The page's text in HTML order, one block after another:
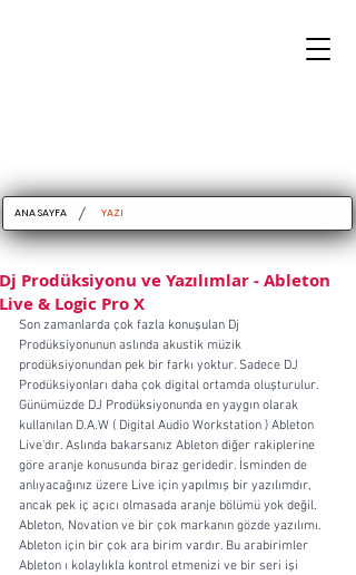
ANA SAYFA / YAZI
Dj Prodüksiyonu ve Yazılımlar - Ableton
Live & Logic Pro X
Son zamanlarda çok fazla konuşulan Dj
Prodüksiyonunun aslında akustik müzik
prodüksiyonundan pek bir farkı yoktur. Sadece DJ
Prodüksiyonları daha çok digital ortamda oluşturulur.
Günümüzde DJ Prodüksiyonunda en yaygın olarak
kullanılan D.A.W ( Digital Audio Workstation ) Ableton
Live'dır. Aslında bakarsanız Ableton diğer rakiplerine
göre aranje konusunda biraz geridedir. İsminden de
anlıyacağınız üzere Live için yapılmış bir yazılımdır,
ancak pek iç açıcı olmasada aranje bölümü yok değil.
Ableton, Novation ve bir çok markanın gözde yazılımı.
Ableton için bir çok ara birim vardır. Bu arabirimler
Ableton ı kolaylıkla kontrol etmenizi ve bir seri işi